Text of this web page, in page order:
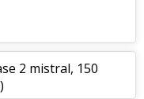
2 mistral, 150
)